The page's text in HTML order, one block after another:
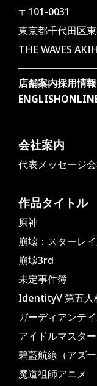
〒101-0031
東京都千代田区
THE WAVES
店舗案内採用情報
ENGLISH
会社案内
代表メッセージ
作品タイトル
原神
崩壊：スターレ
崩壊3rd
未定事件簿
IdentityV 第五人
ガーディアンテ
アイドルマスタ
碧藍航線（アズー
魔道祖師アニメ